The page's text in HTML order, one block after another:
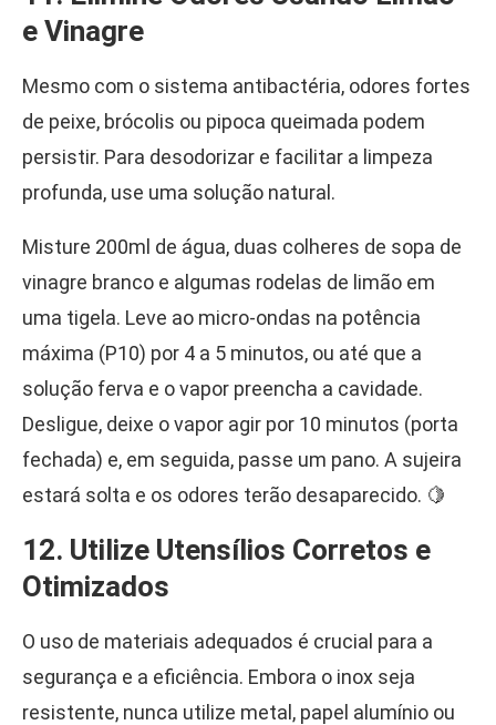
e Vinagre
Mesmo com o sistema antibactéria, odores fortes
de peixe, brócolis ou pipoca queimada podem
persistir. Para desodorizar e facilitar a limpeza
profunda, use uma solução natural.
Misture 200ml de água, duas colheres de sopa de
vinagre branco e algumas rodelas de limão em
uma tigela. Leve ao micro-ondas na potência
máxima (P10) por 4 a 5 minutos, ou até que a
solução ferva e o vapor preencha a cavidade.
Desligue, deixe o vapor agir por 10 minutos (porta
fechada) e, em seguida, passe um pano. A sujeira
estará solta e os odores terão desaparecido. 🍋
12. Utilize Utensílios Corretos e
Otimizados
O uso de materiais adequados é crucial para a
segurança e a eficiência. Embora o inox seja
resistente, nunca utilize metal, papel alumínio ou